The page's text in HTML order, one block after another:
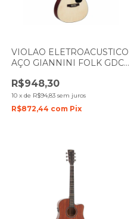
VIOLAO ELETROACUSTICO
AÇO GIANNINI FOLK GDC1
R$948,30
10 x de R$94,83 sem juros
R$872,44 com Pix